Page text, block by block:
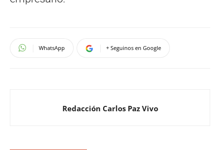
WhatsApp + Seguinos en Google
Redacción Carlos Paz Vivo